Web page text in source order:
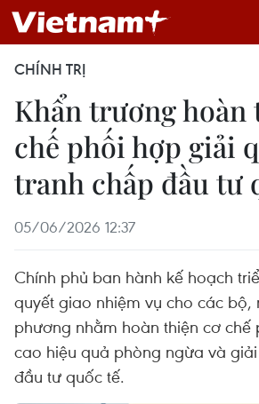
CHÍNH TRỊ
Khẩn trương hoàn
chế phối hợp giải
tranh chấp đầu tư
05/06/2026 12:37
Chính phủ ban hành kế hoạch
quyết giao nhiệm vụ cho các bộ,
phương nhằm hoàn thiện cơ chế
cao hiệu quả phòng ngừa và
đầu tư quốc tế.